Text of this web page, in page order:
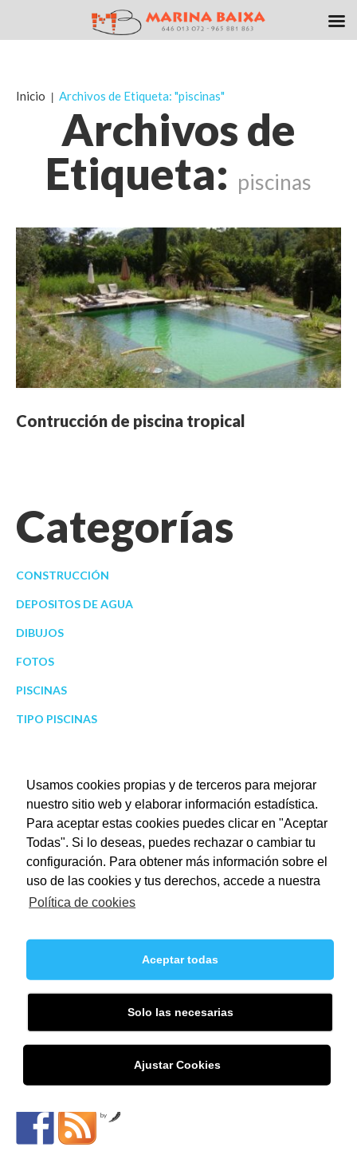
Archivos de
Etiqueta: piscinas
Inicio Archivos de Etiqueta: "piscinas"
Contrucción de piscina tropical
Categorías
CONSTRUCCIÓN
DEPOSITOS DE AGUA
DIBUJOS
FOTOS
PISCINAS
TIPO PISCINAS
Recientes
PISCINA RECTANGULAR 17×2.5
PISCINA RECTANGULAR 8×4 CON CORONACIÓN DE
GRANITO IN SITU
PISCINA CON TERRAZA DE GRES PORCELÁNICO IMITACIÓN
PISCINA 10×5
Siguenos
by
Usamos cookies propias y de terceros para mejorar
nuestro sitio web y elaborar información estadística.
Para aceptar estas cookies puedes clicar en "Aceptar
Todas". Si lo deseas, puedes rechazar o cambiar tu
configuración. Para obtener más información sobre el
uso de las cookies y tus derechos, accede a nuestra
Política de cookies
Aceptar todas
Solo las necesarias
Ajustar Cookies